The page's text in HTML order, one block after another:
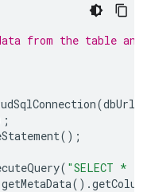
from the table
(dbUrl
();
( "SELECT *
getMetaData().